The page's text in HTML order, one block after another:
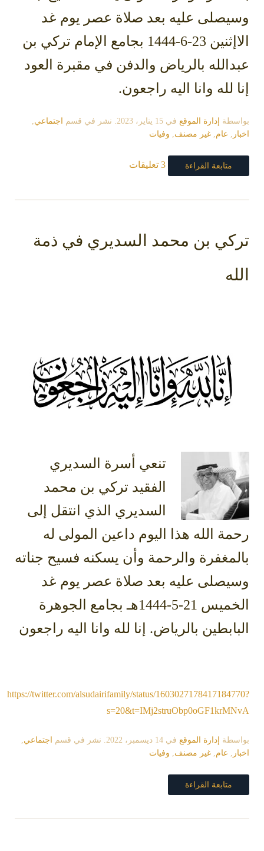
وسيصلى عليه بعد صلاة عصر يوم غد
الاإثنين 23-6-1444 بجامع الإمام تركي بن
عبدالله بالرياض والدفن في مقبرة العود
إنا لله وانا اليه راجعون.
بواسطة إدارة الموقع في 15 يناير، 2023 . نشر في قسم اجتماعي
اخبار
عام غير مصنف وفيات
متابعة القراءة 3 تعليقات
تركي بن محمد السديري في ذمة
الله
تنعي أسرة السديري
الفقيد تركي بن محمد
السديري الذي انتقل إلى
رحمة الله هذا اليوم داعين المولى له
بالمغفرة والرحمة وأن يسكنه فسيح جناته
وسيصلى عليه بعد صلاة عصر يوم غد
الخميس 21-5-1444هـ بجامع الجوهرة
البابطين بالرياض. إنا لله وانا اليه راجعون
https://twitter.com/alsudairifamily/status/1603027178417184770?
s=20&t=IMj2struObp0oGF1krMNvA
بواسطة إدارة الموقع في 14 ديسمبر، 2022 . نشر في قسم اجتماعي
اخبار
عام غير مصنف وفيات
متابعة القراءة